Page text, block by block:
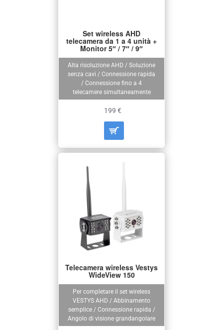
Alta risoluzione AHD / Soluzione
senza cavi / Connessione rapida
/ Connessione fino a 4
telecamere simultaneamente
Set wireless AHD
telecamera da 1 a 4 unità +
Monitor 5″ / 7″ / 9″
199 €
Per completare il set wireless
VESTYS AHD / Abbinamento
semplice / Connessione rapida /
Angolo di visione grandangolare
Telecamera wireless Vestys
WideView 150